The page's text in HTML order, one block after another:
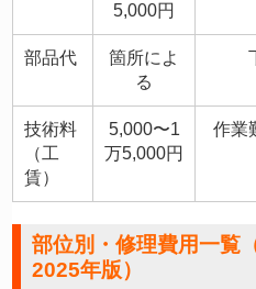
5,000円
部品代
箇所によ
る
技術料
（工
賃）
5,000〜1
万5,000円
作業
部位別・修理費用一覧
2025年版）